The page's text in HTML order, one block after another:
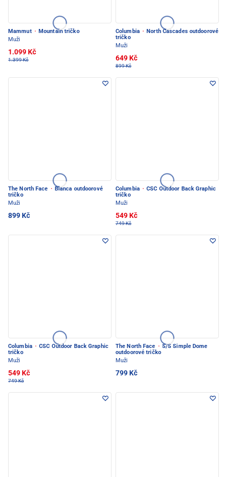
Mammut · Mountain tričko
Muži
1.099 Kč
1.399 Kč
Columbia · North Cascades outdoorové
tričko
Muži
649 Kč
899 Kč
The North Face · Blanca outdoorové
tričko
Muži
899 Kč
Columbia · CSC Outdoor Back Graphic
tričko
Muži
549 Kč
749 Kč
Columbia · CSC Outdoor Back Graphic
tričko
Muži
549 Kč
749 Kč
The North Face · S/S Simple Dome
outdoorové tričko
Muži
799 Kč